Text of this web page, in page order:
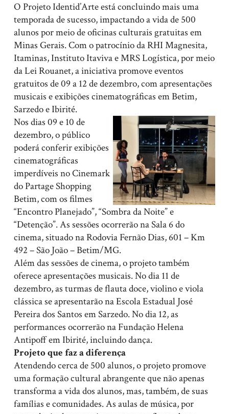
O Projeto Identid’Arte está concluindo mais uma
temporada de sucesso, impactando a vida de 500
alunos por meio de oficinas culturais gratuitas em
Minas Gerais. Com o patrocínio da RHI Magnesita,
Itaminas, Instituto Itaviva e MRS Logística, por meio
da Lei Rouanet, a iniciativa promove eventos
gratuitos de 09 a 12 de dezembro, com apresentações
musicais e exibições cinematográficas em Betim,
Sarzedo e Ibirité.
Nos dias 09 e 10 de
dezembro, o público
poderá conferir exibições
cinematográficas
imperdíveis no Cinemark
do Partage Shopping
Betim, com os filmes
“Encontro Planejado”, “Sombra da Noite” e
“Detenção”. As sessões ocorrerão na Sala 6 do
cinema, situado na Rodovia Fernão Dias, 601 – Km
492 – São João – Betim/MG.
Além das sessões de cinema, o projeto também
oferece apresentações musicais. No dia 11 de
dezembro, as turmas de flauta doce, violino e viola
clássica se apresentarão na Escola Estadual José
Pereira dos Santos em Sarzedo. No dia 12, as
performances ocorrerão na Fundação Helena
Antipoff em Ibirité, incluindo dança.
Projeto que faz a diferença
Atendendo cerca de 500 alunos, o projeto promove
uma formação cultural abrangente que não apenas
transforma a vida dos alunos, mas, também, de suas
famílias e comunidades. As aulas de música, por